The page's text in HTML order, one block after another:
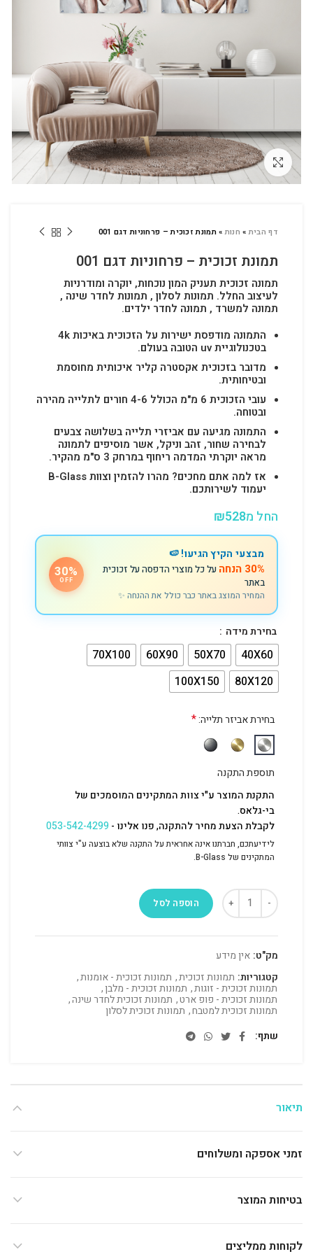
לחץ להגדלה
דף הבית» חנות»תמונת זכוכית – פרחוניות דגם 001
תמונת זכוכית – פרחוניות דגם 001
תמונה זכוכית תעניק המון נוכחות, יוקרה ומודרניות
לעיצוב החלל. תמונות לסלון , תמונות לחדר שינה ,
תמונה למשרד , תמונה לחדר ילדים.
התמונה מודפסת ישירות על הזכוכית באיכות 4k
בטכנולוגיית uv הטובה בעולם.
מדובר בזכוכית אקסטרה קליר איכותית מחוסמת
ובטיחותית.
עובי הזכוכית 6 מ"מ הכולל 4-6 חורים לתלייה מהירה
ובטוחה.
התמונה מגיעה עם אביזרי תלייה בשלושה צבעים
לבחירה שחור, זהב וניקל, אשר מוסיפים לתמונה
מראה יוקרתי המדמה ריחוף במרחק 3 ס"מ מהקיר.
אז למה אתם מחכים? מהרו להזמין וצוות B-Glass
יעמוד לשירותכם.
החל מ ₪528
מבצעי הקיץ הגיעו! 🍉
30% הנחה
על כל מוצרי הדפסה על זכוכית
באתר
המחיר המוצג באתר כבר כולל את ההנחה ✨
30%
OFF
בחירת מידה
40X60
50X70
60X90
70X100
80X120
100X150
בחירת אביזר תלייה:*
תוספת התקנה
התקנת המוצר ע"י צוות המתקינים המוסמכים של
בי-גלאס.
לקבלת הצעת מחיר להתקנה, פנו אלינו -053-542-4299
לידיעתכם, חברתנו אינה אחראית על התקנה שלא בוצעה ע"י צוותי
המתקינים של B-Glass.
הוספה לסל
מק"ט: אין מידע
קטגוריות: תמונות זכוכית, תמונות זכוכית - אומנות,
תמונות זכוכית - זוגות, תמונות זכוכית - מלבן,
תמונות זכוכית - פופ ארט, תמונות זכוכית לחדר שינה,
תמונות זכוכית למטבח, תמונות זכוכית לסלון
שתף
תיאור
זמני אספקה ומשלוחים
בטיחות המוצר
לקוחות ממליצים